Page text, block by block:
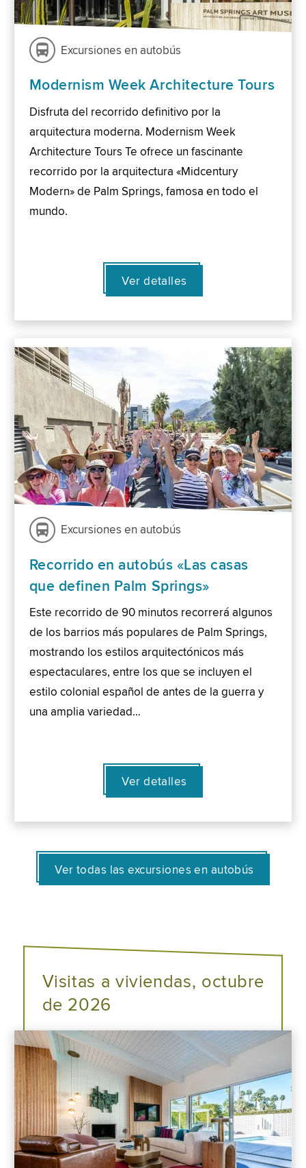
Excursiones en autobús
Modernism Week Architecture Tours
Disfruta del recorrido definitivo por la
arquitectura moderna. Modernism Week
Architecture Tours Te ofrece un fascinante
recorrido por la arquitectura «Midcentury
Modern» de Palm Springs, famosa en todo el
mundo.
Ver detalles
Excursiones en autobús
Recorrido en autobús «Las casas
que definen Palm Springs»
Este recorrido de 90 minutos recorrerá algunos
de los barrios más populares de Palm Springs,
mostrando los estilos arquitectónicos más
espectaculares, entre los que se incluyen el
estilo colonial español de antes de la guerra y
una amplia variedad…
Ver detalles
Ver todas las excursiones en autobús
Visitas a viviendas, octubre
de 2026